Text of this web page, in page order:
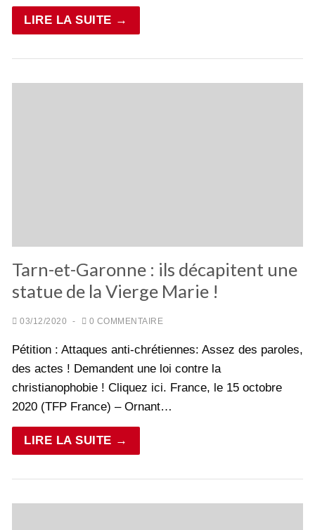
LIRE LA SUITE →
Tarn-et-Garonne : ils décapitent une
statue de la Vierge Marie !
03/12/2020 - 0 COMMENTAIRE
Pétition : Attaques anti-chrétiennes: Assez des paroles,
des actes ! Demandent une loi contre la
christianophobie ! Cliquez ici. France, le 15 octobre
2020 (TFP France) – Ornant…
LIRE LA SUITE →